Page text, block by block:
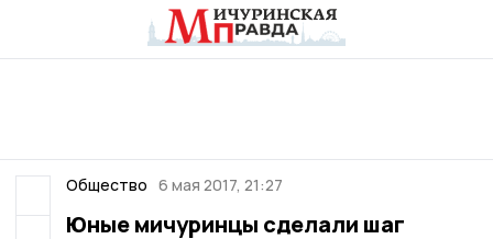
Общество 6 мая 2017, 21:27
Юные мичуринцы сделали шаг